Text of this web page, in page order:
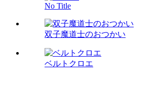
No Title
双子魔道士のおつかい
ベルトクロエ